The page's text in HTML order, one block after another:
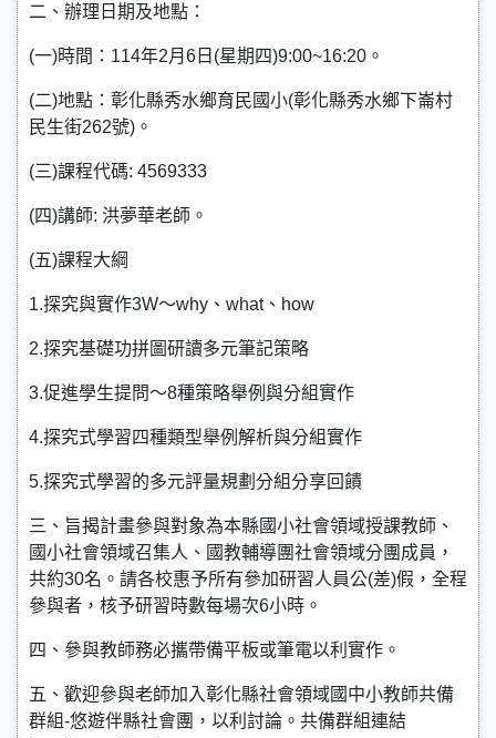
二、辦理日期及地點：
(一)時間：114年2月6日(星期四)9:00~16:20。
(二)地點：彰化縣秀水鄉育民國小(彰化縣秀水鄉下崙村
民生街262號)。
(三)課程代碼: 4569333
(四)講師: 洪夢華老師。
(五)課程大綱
1.探究與實作3W〜why、what、how
2.探究基礎功拼圖研讀多元筆記策略
3.促進學生提問〜8種策略舉例與分組實作
4.探究式學習四種類型舉例解析與分組實作
5.探究式學習的多元評量規劃分組分享回饋
三、旨揭計畫參與對象為本縣國小社會領域授課教師、
國小社會領域召集人、國教輔導團社會領域分團成員，
共約30名。請各校惠予所有參加研習人員公(差)假，全程
參與者，核予研習時數每場次6小時。
四、參與教師務必攜帶備平板或筆電以利實作。
五、歡迎參與老師加入彰化縣社會領域國中小教師共備
群組-悠遊伴縣社會團，以利討論。共備群組連結